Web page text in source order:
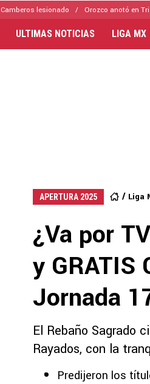
Camberos lesionado Orozco anotó en
ULTIMAS NOTICIAS LIGA MX
APERTURA 2025 Liga
¿Va por
y GRATIS
Jornada
El Rebaño Sagrado
Rayados, con la
Predijeron los